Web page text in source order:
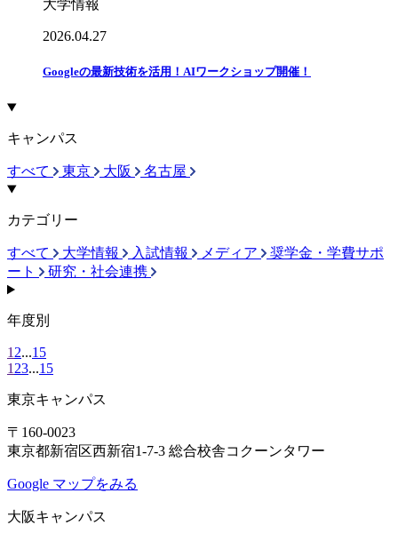
大学情報
2026.04.27
Googleの最新技術を活用！AIワークショップ開催！
キャンパス
すべて 東京 大阪 名古屋
カテゴリー
すべて 大学情報 入試情報 メディア
奨学金・学費サポ
ート
研究・社会連携
年度別
1 2...15
1 23...15
東京キャンパス
〒160-0023
東京都新宿区西新宿1-7-3 総合校舎コクーンタワー
Google マップをみる
大阪キャンパス